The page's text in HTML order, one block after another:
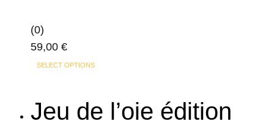
(0)
59,00 €
SELECT OPTIONS
Jeu de l’oie édition